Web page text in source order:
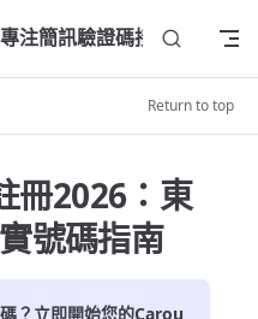
注簡訊驗證碼接收
Return to top
冊2026：東
號碼指南
？立即開始您的Carou